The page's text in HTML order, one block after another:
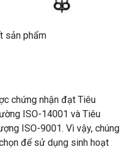
sản phẩm
chứng nhận đạt Tiêu
ISO-14001 và Tiêu
ISO-9001. Vì vậy, chúng
để sử dụng sinh hoạt